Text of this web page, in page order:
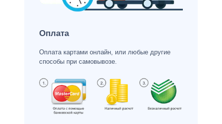
Оплата
Оплата картами онлайн, или любые другие
способы при самовывозе.